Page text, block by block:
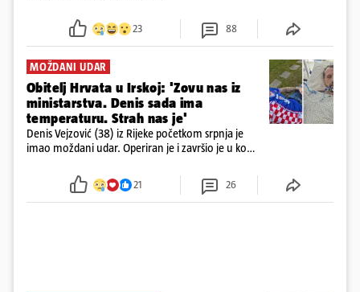
23 88
MOŽDANI UDAR
Obitelj Hrvata u Irskoj: 'Zovu nas iz
ministarstva. Denis sada ima
temperaturu. Strah nas je'
Denis Vejzović (38) iz Rijeke početkom srpnja je
imao moždani udar. Operiran je i završio je u komi.
tamošnji liječnici ne vjeruju u oporavak: 'Imamo
21 26